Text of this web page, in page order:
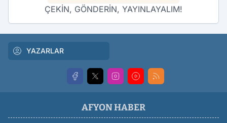
ÇEKİN, GÖNDERİN, YAYINLAYALIM!
YAZARLAR
AFYON HABER